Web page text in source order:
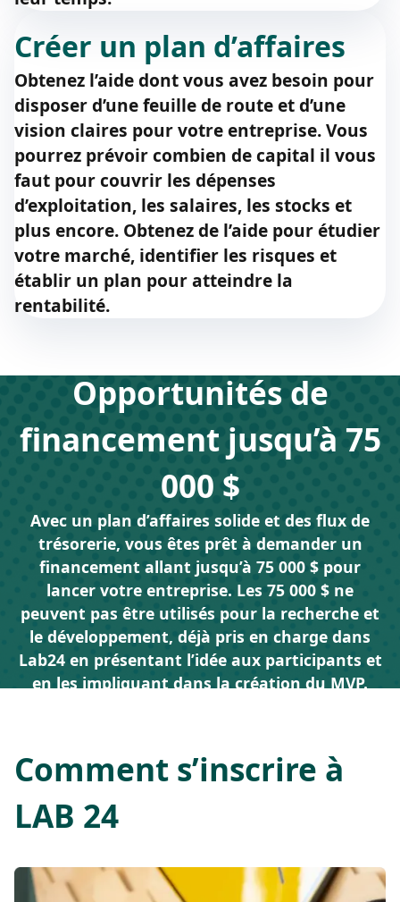
Créer un plan d’affaires
Obtenez l’aide dont vous avez besoin pour
disposer d’une feuille de route et d’une
vision claires pour votre entreprise. Vous
pourrez prévoir combien de capital il vous
faut pour couvrir les dépenses
d’exploitation, les salaires, les stocks et
plus encore. Obtenez de l’aide pour étudier
votre marché, identifier les risques et
établir un plan pour atteindre la
rentabilité.
Opportunités de
financement jusqu’à 75
000 $
Avec un plan d’affaires solide et des flux de
trésorerie, vous êtes prêt à demander un
financement allant jusqu’à 75 000 $ pour
lancer votre entreprise. Les 75 000 $ ne
peuvent pas être utilisés pour la recherche et
le développement, déjà pris en charge dans
Lab24 en présentant l’idée aux participants et
en les impliquant dans la création du MVP.
Comment s’inscrire à
LAB 24